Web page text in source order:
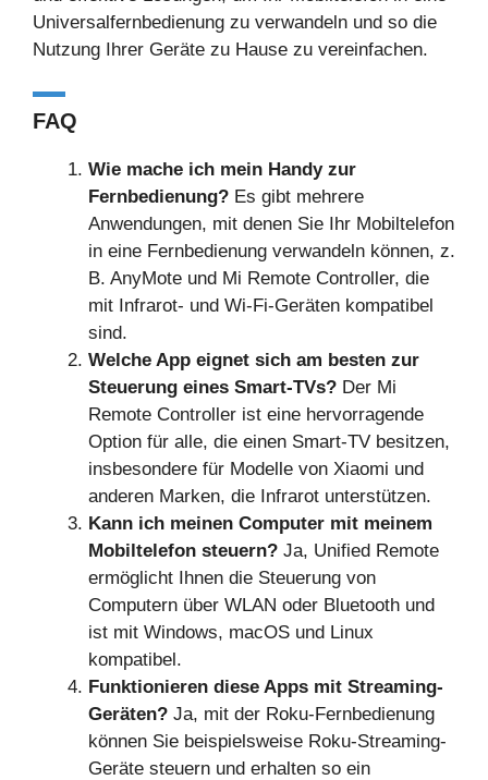
Universalfernbedienung zu verwandeln und so die
Nutzung Ihrer Geräte zu Hause zu vereinfachen.
FAQ
Wie mache ich mein Handy zur
Fernbedienung? Es gibt mehrere
Anwendungen, mit denen Sie Ihr Mobiltelefon
in eine Fernbedienung verwandeln können, z.
B. AnyMote und Mi Remote Controller, die
mit Infrarot- und Wi-Fi-Geräten kompatibel
sind.
Welche App eignet sich am besten zur
Steuerung eines Smart-TVs? Der Mi
Remote Controller ist eine hervorragende
Option für alle, die einen Smart-TV besitzen,
insbesondere für Modelle von Xiaomi und
anderen Marken, die Infrarot unterstützen.
Kann ich meinen Computer mit meinem
Mobiltelefon steuern? Ja, Unified Remote
ermöglicht Ihnen die Steuerung von
Computern über WLAN oder Bluetooth und
ist mit Windows, macOS und Linux
kompatibel.
Funktionieren diese Apps mit Streaming-
Geräten? Ja, mit der Roku-Fernbedienung
können Sie beispielsweise Roku-Streaming-
Geräte steuern und erhalten so ein